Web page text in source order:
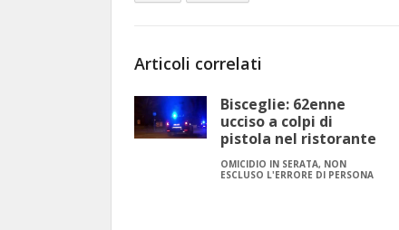
Articoli correlati
Bisceglie: 62enne
ucciso a colpi di
pistola nel ristorante
OMICIDIO IN SERATA, NON
ESCLUSO L'ERRORE DI PERSONA